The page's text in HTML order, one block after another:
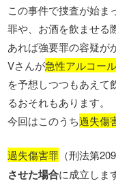
この事件で捜査が始ま
罪や、お酒を飲ませる
あれば強要罪の容疑が
Vさんが急性アルコー
を予想しつつもあえて
るおそれもあります。
今回はこのうち過失傷
過失傷害罪 （刑法第
させた場合に成立しま